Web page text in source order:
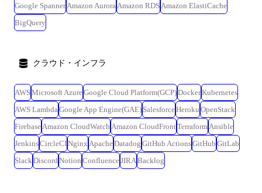
Google Spanner Amazon Aurora Amazon RDS Amazon ElastiCache
BigQuery
クラウド・インフラ
AWSMicrosoft AzureGoogle Cloud Platform(GCP)DockerKubernetes
AWS Lambda Google App Engine(GAE) SalesforceHeroku OpenStack
Firebase Amazon CloudWatch Amazon CloudFrontTerraform Ansible
JenkinsCircleCINginx ApacheDatadog GitHub ActionsGitHub GitLab
Slack Discord Notion ConfluenceJIRA Backlog